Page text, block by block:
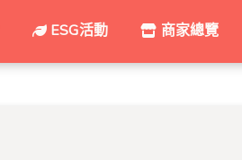
ESG活動 商家總覽